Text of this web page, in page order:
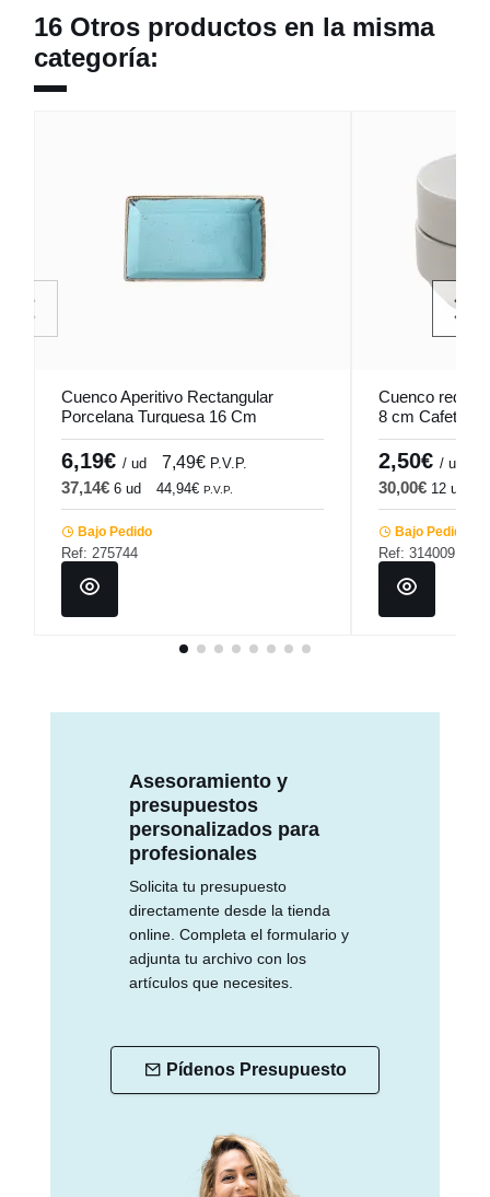
16 Otros productos en la misma
categoría:
Cuenco Aperitivo Rectangular
Porcelana Turquesa 16 Cm
Seasons Porland
6,19€ / ud 7,49€ P.V.P.
37,14€ 6 ud 44,94€ P.V.P.
Bajo Pedido
Ref: 275744
Cuenco
8 cm Cafett
2,50€ / ud
30,00€ 12 ud
Bajo Pedido
Ref: 314009
Asesoramiento y
presupuestos
personalizados para
profesionales
Solicita tu presupuesto
directamente desde la tienda
online. Completa el formulario y
adjunta tu archivo con los
artículos que necesites.
Pídenos Presupuesto